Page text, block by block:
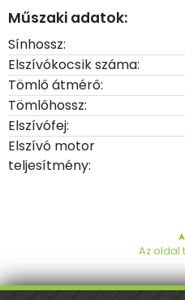
Műszaki adatok:
Sínhossz:
Elszívókocsik száma:
Tömlő átmérő:
Tömlőhossz:
Elszívófej:
Elszívó motor
teljesítmény:
➤
Az oldal